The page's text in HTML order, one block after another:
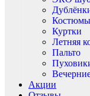
Костюмы
Куртки
Летняя
Пальто
Акции